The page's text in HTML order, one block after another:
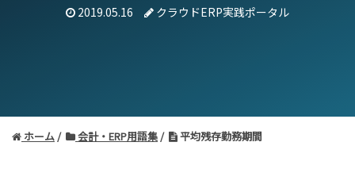
2019.05.16 クラウドERP実践ポータル
ホーム 会計・ERP用語集 平均残存勤務期間